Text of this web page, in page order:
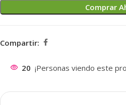
Comprar
Compartir:
20 ¡Personas viendo este